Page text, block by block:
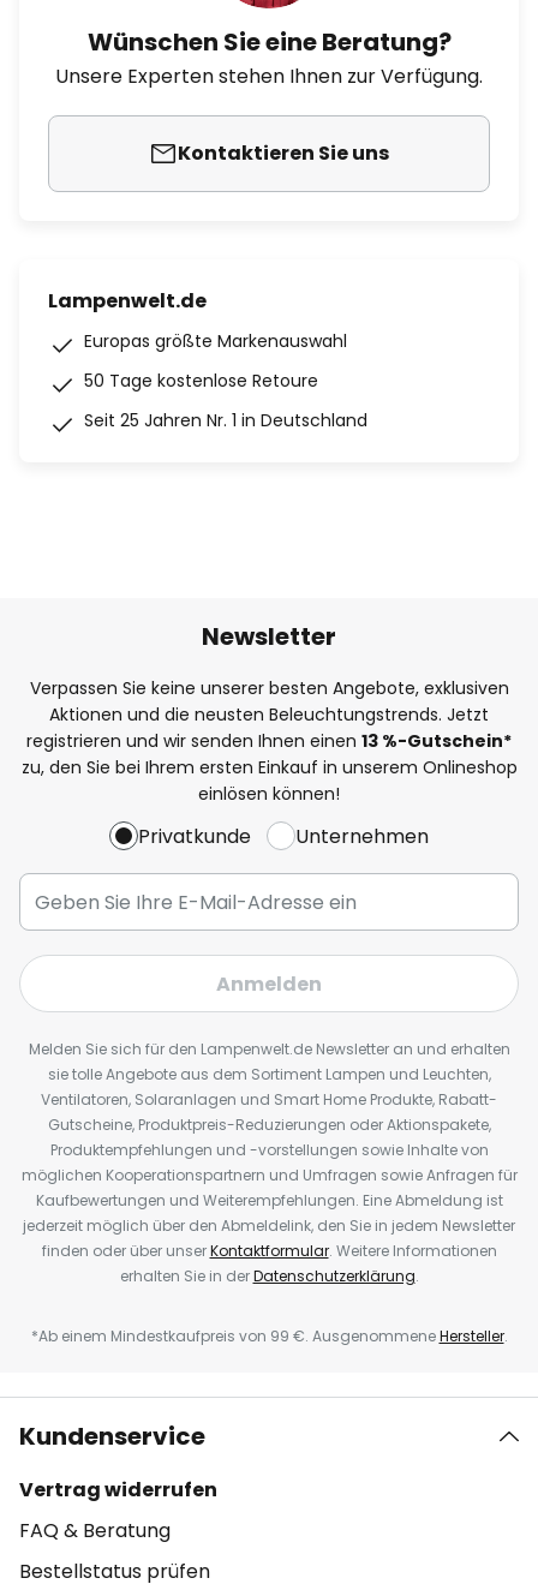
Wünschen Sie eine Beratung?
Unsere Experten stehen Ihnen zur Verfügung.
Kontaktieren Sie uns
Lampenwelt.de
Europas größte Markenauswahl
50 Tage kostenlose Retoure
Seit 25 Jahren Nr. 1 in Deutschland
Newsletter
Verpassen Sie keine unserer besten Angebote, exklusiven
Aktionen und die neusten Beleuchtungstrends. Jetzt
registrieren und wir senden Ihnen einen 13 %-Gutschein*
zu, den Sie bei Ihrem ersten Einkauf in unserem Onlineshop
einlösen können!
Privatkunde Unternehmen
Anmelden
Melden Sie sich für den Lampenwelt.de Newsletter an und erhalten
sie tolle Angebote aus dem Sortiment Lampen und Leuchten,
Ventilatoren, Solaranlagen und Smart Home Produkte, Rabatt-
Gutscheine, Produktpreis-Reduzierungen oder Aktionspakete,
Produktempfehlungen und -vorstellungen sowie Inhalte von
möglichen Kooperationspartnern und Umfragen sowie Anfragen für
Kaufbewertungen und Weiterempfehlungen. Eine Abmeldung ist
jederzeit möglich über den Abmeldelink, den Sie in jedem Newsletter
finden oder über unserKontaktformular. Weitere Informationen
erhalten Sie in derDatenschutzerklärung.
*Ab einem Mindestkaufpreis von 99 €. AusgenommeneHersteller.
Kundenservice
Vertrag widerrufen
FAQ & Beratung
Bestellstatus prüfen